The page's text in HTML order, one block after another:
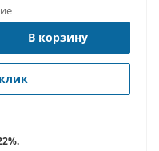
В корзину